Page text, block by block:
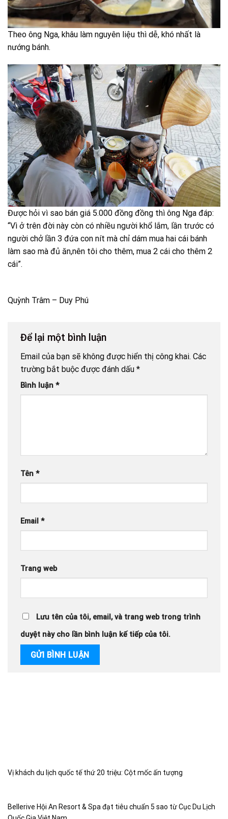
Theo ông Nga, khâu làm nguyên liệu thì dễ, khó nhất là
nướng bánh.
Được hỏi vì sao bán giá 5.000 đồng đồng thì ông Nga đáp:
“Vì ở trên đời này còn có nhiều người khổ lắm, lần trước có
người chở lần 3 đứa con nít mà chỉ dám mua hai cái bánh
làm sao mà đủ ăn,nên tôi cho thêm, mua 2 cái cho thêm 2
cái”.
Quỳnh Trâm – Duy Phú
Để lại một bình luận
Email của bạn sẽ không được hiển thị công khai. Các
trường bắt buộc được đánh dấu *
Bình luận *
Tên *
Email *
Trang web
Lưu tên của tôi, email, và trang web trong trình
duyệt này cho lần bình luận kế tiếp của tôi.
Vị khách du lịch quốc tế thứ 20 triệu: Cột mốc ấn tượng
Bellerive Hội An Resort & Spa đạt tiêu chuẩn 5 sao từ Cục Du Lịch